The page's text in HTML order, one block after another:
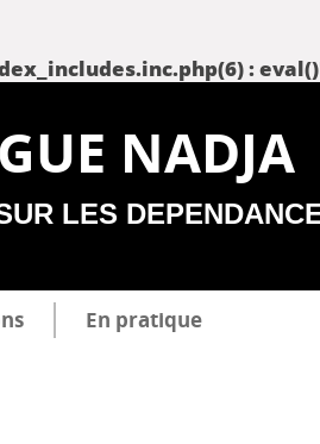
:
NADJA
LES
En pratique